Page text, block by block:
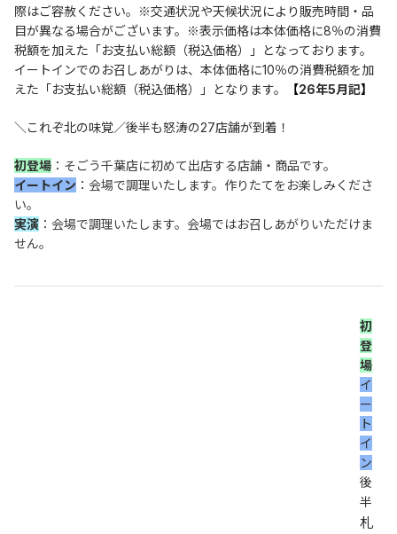
際はご容赦ください。※交通状況や天候状況により販売時間・品
目が異なる場合がございます。※表示価格は本体価格に8％の消費
税額を加えた「お支払い総額（税込価格）」となっております。
イートインでのお召しあがりは、本体価格に10％の消費税額を加
えた「お支払い総額（税込価格）」となります。
【26年5月記】
＼これぞ北の味覚／後半も怒涛の27店舗が到着！
初登場 ：そごう千葉店に初めて出店する店舗・商品です。
イートイン ：会場で調理いたします。作りたてをお楽しみくださ
い。
実演 ：会場で調理いたします。会場ではお召しあがりいただけま
せん。
初
登
場
イ
ー
ト
イ
ン
後
半
札